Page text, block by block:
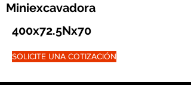
Miniexcavadora
400x72.5Nx70
SOLICITE UNA COTIZACIÓN